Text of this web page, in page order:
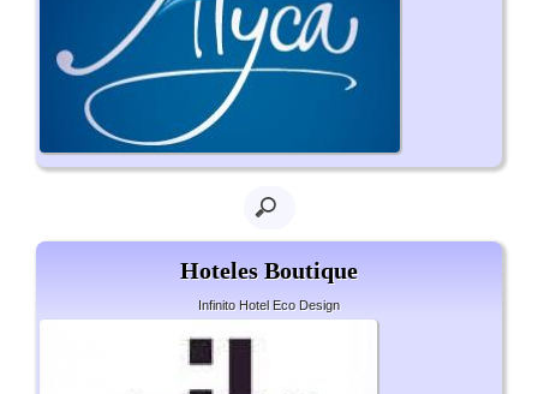
Hoteles Boutique
Infinito Hotel Eco Design